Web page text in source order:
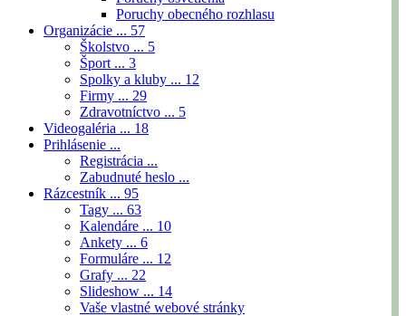
Poruchy obecného rozhlasu
Organizácie ... 57
Školstvo ... 5
Šport ... 3
Spolky a kluby ... 12
Firmy ... 29
Zdravotníctvo ... 5
Videogaléria ... 18
Prihlásenie ...
Registrácia ...
Zabudnuté heslo ...
Rázcestník ... 95
Tagy ... 63
Kalendáre ... 10
Ankety ... 6
Formuláre ... 12
Grafy ... 22
Slideshow ... 14
Vaše vlastné webové stránky